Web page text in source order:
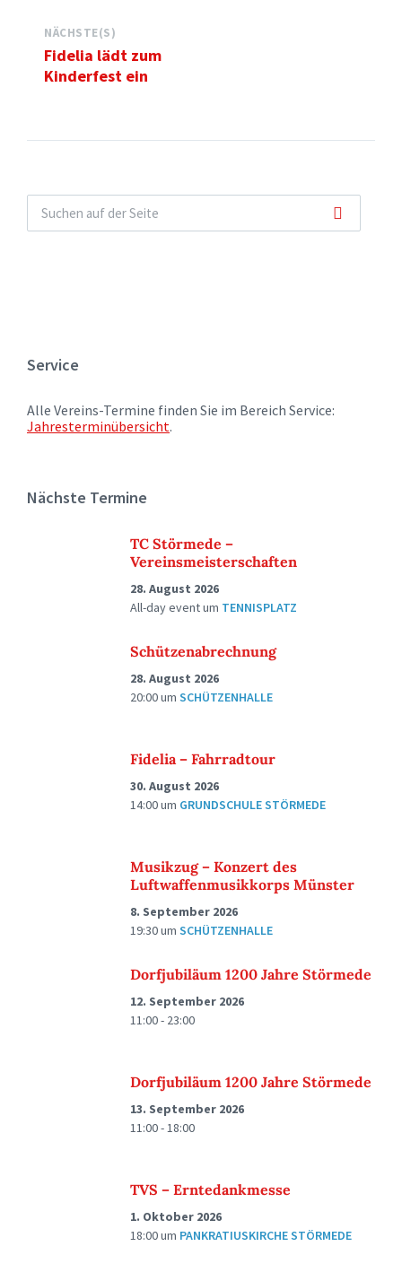
NÄCHSTE(S)
Fidelia lädt zum
Kinderfest ein
Service
Alle Vereins-Termine finden Sie im Bereich Service:
Jahresterminübersicht.
Nächste Termine
TC Störmede –
Vereinsmeisterschaften
28. August 2026
All-day eventum TENNISPLATZ
Schützenabrechnung
28. August 2026
20:00um SCHÜTZENHALLE
Fidelia – Fahrradtour
30. August 2026
14:00um GRUNDSCHULE STÖRMEDE
Musikzug – Konzert des
Luftwaffenmusikkorps Münster
8. September 2026
19:30um SCHÜTZENHALLE
Dorfjubiläum 1200 Jahre Störmede
12. September 2026
11:00 - 23:00
Dorfjubiläum 1200 Jahre Störmede
13. September 2026
11:00 - 18:00
TVS – Erntedankmesse
1. Oktober 2026
18:00um PANKRATIUSKIRCHE STÖRMEDE